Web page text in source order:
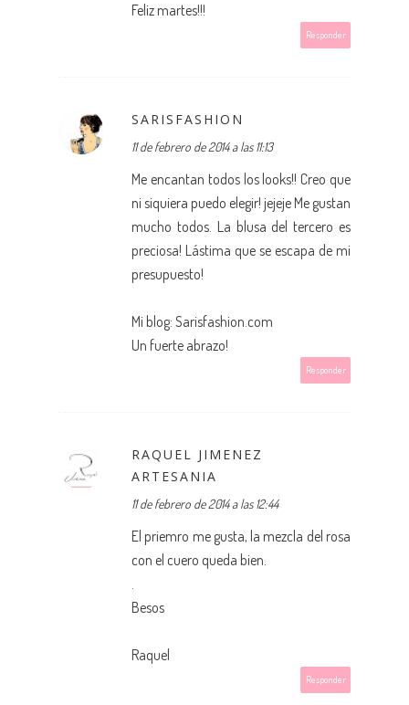
Feliz martes!!!
Responder
SARISFASHION
11 de febrero de 2014 a las 11:13
Me encantan todos los looks!! Creo que
ni siquiera puedo elegir! jejeje Me gustan
mucho todos. La blusa del tercero es
preciosa! Lástima que se escapa de mi
presupuesto!
Mi blog: Sarisfashion.com
Un fuerte abrazo!
Responder
RAQUEL JIMENEZ
ARTESANIA
11 de febrero de 2014 a las 12:44
El priemro me gusta, la mezcla del rosa
con el cuero queda bien.
.
Besos
Raquel
Responder